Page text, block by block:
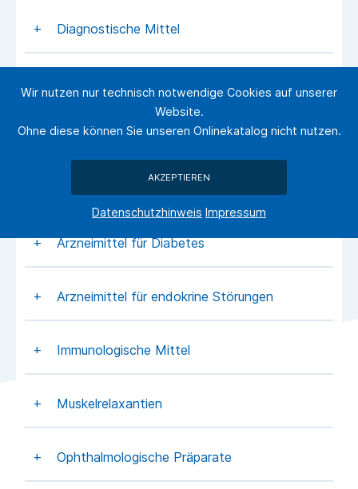
Diagnostische Mittel
Harntreibende Mittel
Gastrointestinale Arzneimittel
Arzneimittel für Diabetes
Arzneimittel für endokrine Störungen
Immunologische Mittel
Muskelrelaxantien
Ophthalmologische Präparate
Wir nutzen nur technisch notwendige Cookies auf unserer
Website.
Ohne diese können Sie unseren Onlinekatalog nicht nutzen.
AKZEPTIEREN
Datenschutzhinweis Impressum